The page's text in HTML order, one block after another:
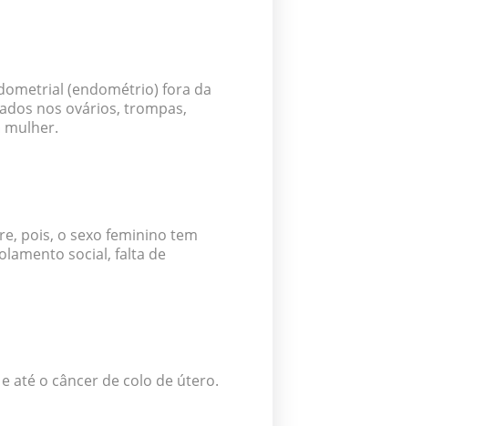
(endométrio) fora da
nos ovários, trompas,
mulher.
pois, o sexo feminino tem
social, falta de
até o câncer de colo de útero.